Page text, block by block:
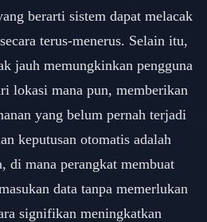
berarti sistem dapat melacak
terus-menerus. Selain itu,
jauh memungkinkan pengguna
lokasi mana pun, memberikan
yang belum pernah terjadi
keputusan otomatis adalah
di mana perangkat membuat
data tanpa memerlukan
signifikan meningkatkan